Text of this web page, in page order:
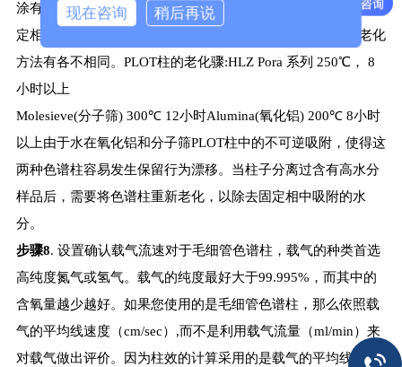
涂有极性固定相和较厚涂层的色谱柱老化时间长，而弱极性固
定相和较薄涂层的色谱柱所需时间较短。而PLOT色谱柱的老化
方法有各不相同。PLOT柱的老化骤:HLZ Pora 系列 250℃， 8
小时以上
Molesieve(分子筛) 300℃ 12小时Alumina(氧化铝) 200℃ 8小时
以上由于水在氧化铝和分子筛PLOT柱中的不可逆吸附，使得这
两种色谱柱容易发生保留行为漂移。当柱子分离过含有高水分
样品后，需要将色谱柱重新老化，以除去固定相中吸附的水
分。
步骤8. 设置确认载气流速对于毛细管色谱柱，载气的种类首选
高纯度氮气或氢气。载气的纯度最好大于99.995%，而其中的
含氧量越少越好。如果您使用的是毛细管色谱柱，那么依照载
气的平均线速度（cm/sec）,而不是利用载气流量（ml/min）来
对载气做出评价。因为柱效的计算采用的是载气的平均线速
现在咨询 稍后再说